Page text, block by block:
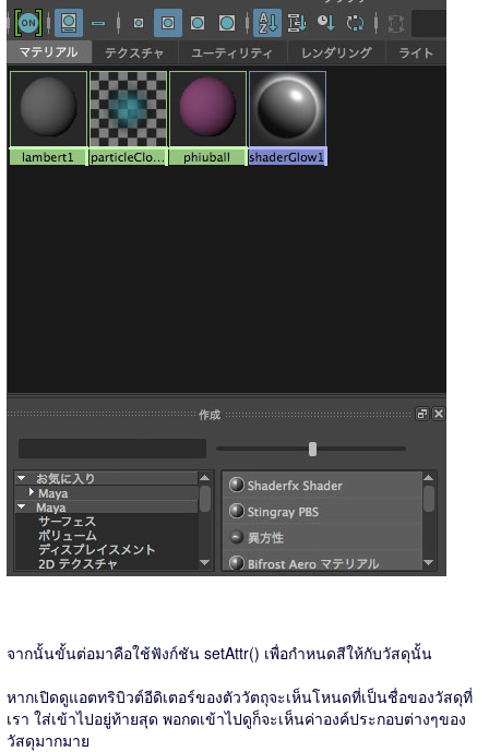
จากนั้นขั้นต่อมาคือใช้ฟังก์ชัน setAttr() เพื่อกำหนดสีให้กับวัสดุนั้น
หากเปิดดูแอตทริบิวต์อีดิเตอร์ของตัววัตถุจะเห็นโหนดที่เป็นชื่อของวัสดุที่
เรา ใส่เข้าไปอยู่ท้ายสุด พอกดเข้าไปดูก็จะเห็นค่าองค์ประกอบต่างๆของ
วัสดุมากมาย